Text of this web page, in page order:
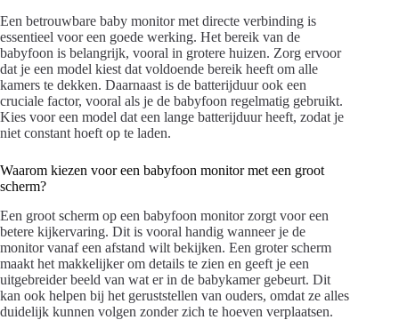
Een betrouwbare baby monitor met directe verbinding is
essentieel voor een goede werking. Het bereik van de
babyfoon is belangrijk, vooral in grotere huizen. Zorg ervoor
dat je een model kiest dat voldoende bereik heeft om alle
kamers te dekken. Daarnaast is de batterijduur ook een
cruciale factor, vooral als je de babyfoon regelmatig gebruikt.
Kies voor een model dat een lange batterijduur heeft, zodat je
niet constant hoeft op te laden.
Waarom kiezen voor een babyfoon monitor met een groot
scherm?
Een groot scherm op een babyfoon monitor zorgt voor een
betere kijkervaring. Dit is vooral handig wanneer je de
monitor vanaf een afstand wilt bekijken. Een groter scherm
maakt het makkelijker om details te zien en geeft je een
uitgebreider beeld van wat er in de babykamer gebeurt. Dit
kan ook helpen bij het geruststellen van ouders, omdat ze alles
duidelijk kunnen volgen zonder zich te hoeven verplaatsen.